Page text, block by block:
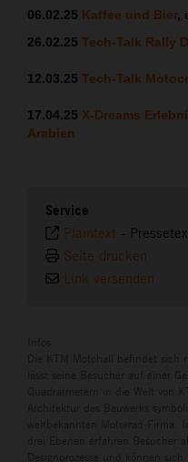
06.02.25 Kaffee und Bier,
26.02.25 Tech-Talk Rally
12.03.25 Tech-Talk
17.04.25 X-Dreams
Arabien
Service
Plaintext -
Seite drucken
Link versenden